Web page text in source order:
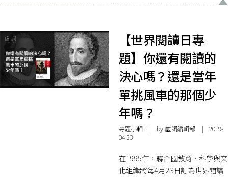
【世界閱讀日專
題】你還有閱讀的
決心嗎？還是當年
單挑風車的那個少
年嗎？
專題小輯| by 虛詞編輯部 | 2019-
04-23
在1995年，聯合國教育、科學與文
化組織將每4月23日訂為世界閱讀